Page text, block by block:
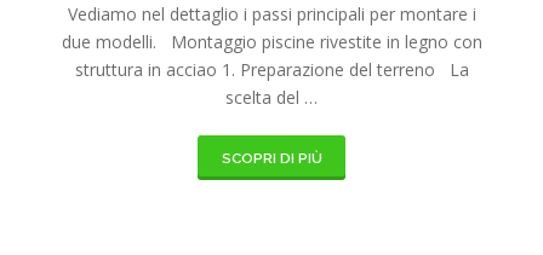
Vediamo nel dettaglio i passi principali per montare i
due modelli. Montaggio piscine rivestite in legno con
struttura in acciao 1. Preparazione del terreno La
scelta del …
SCOPRI DI PIÙ